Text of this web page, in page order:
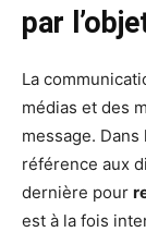
par
La
médias et des
message.
référence aux
dernière pour
est à la fois